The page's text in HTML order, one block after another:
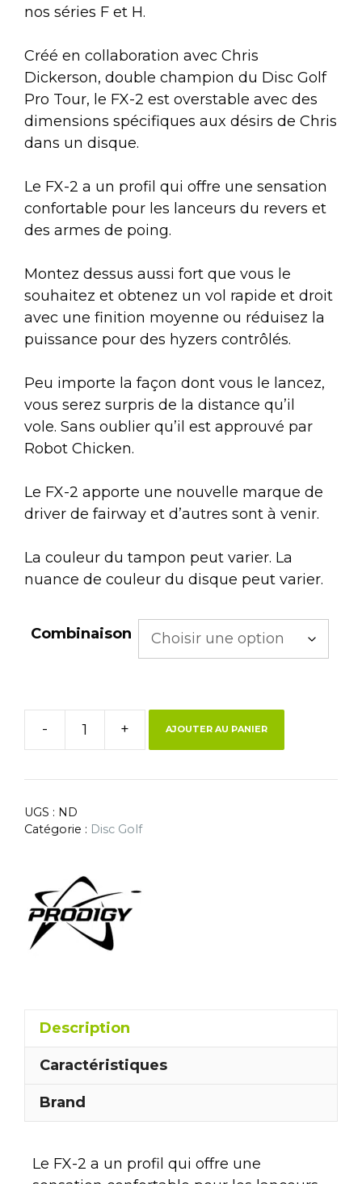
nos séries F et H.
Créé en collaboration avec Chris
Dickerson, double champion du Disc Golf
Pro Tour, le FX-2 est overstable avec des
dimensions spécifiques aux désirs de Chris
dans un disque.
Le FX-2 a un profil qui offre une sensation
confortable pour les lanceurs du revers et
des armes de poing.
Montez dessus aussi fort que vous le
souhaitez et obtenez un vol rapide et droit
avec une finition moyenne ou réduisez la
puissance pour des hyzers contrôlés.
Peu importe la façon dont vous le lancez,
vous serez surpris de la distance qu’il
vole. Sans oublier qu’il est approuvé par
Robot Chicken.
Le FX-2 apporte une nouvelle marque de
driver de fairway et d’autres sont à venir.
La couleur du tampon peut varier. La
nuance de couleur du disque peut varier.
Combinaison
- + AJOUTER AU PANIER
UGS : ND
Catégorie : Disc Golf
Description
Caractéristiques
Brand
Le FX-2 a un profil qui offre une